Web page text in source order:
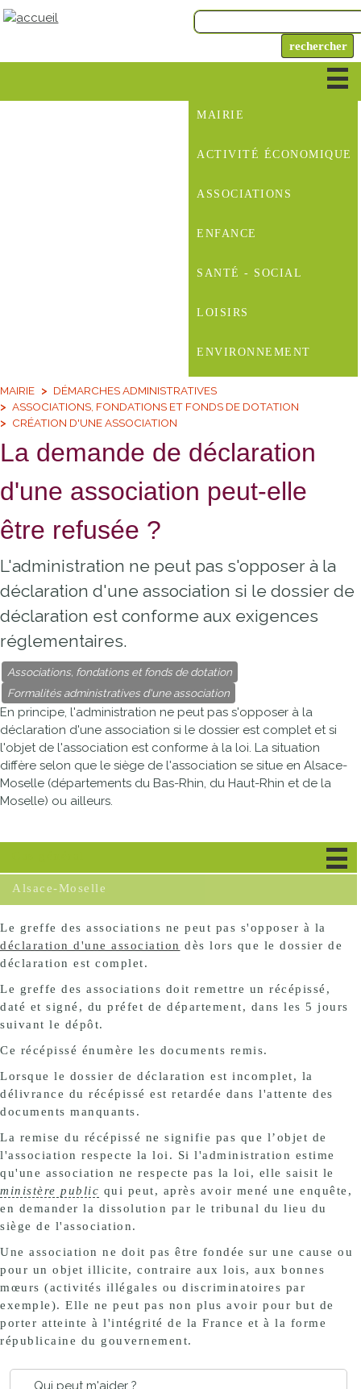
MAIRIE
ACTIVITÉ ÉCONOMIQUE
ASSOCIATIONS
ENFANCE
SANTÉ - SOCIAL
LOISIRS
ENVIRONNEMENT
MAIRIE
DÉMARCHES ADMINISTRATIVES
ASSOCIATIONS, FONDATIONS ET FONDS DE DOTATION
CRÉATION D'UNE ASSOCIATION
La demande de déclaration
d'une association peut-elle
être refusée ?
L'administration ne peut pas s'opposer à la
déclaration d'une association si le dossier de
déclaration est conforme aux exigences
réglementaires.
Associations, fondations et fonds de dotation
Formalités administratives d'une association
En principe, l'administration ne peut pas s'opposer à la
déclaration d'une association si le dossier est complet et si
l'objet de l'association est conforme à la loi. La situation
diffère selon que le siège de l'association se situe en Alsace-
Moselle (départements du Bas-Rhin, du Haut-Rhin et de la
Moselle) ou ailleurs.
Alsace-Moselle
Le greffe des associations ne peut pas s'opposer à la
déclaration d'une association dès lors que le dossier de
déclaration est complet.
Le greffe des associations doit remettre un récépissé,
daté et signé, du préfet de département, dans les 5 jours
suivant le dépôt.
Ce récépissé énumère les documents remis.
Lorsque le dossier de déclaration est incomplet, la
délivrance du récépissé est retardée dans l'attente des
documents manquants.
La remise du récépissé ne signifie pas que l’objet de
l'association respecte la loi. Si l'administration estime
qu'une association ne respecte pas la loi, elle saisit le
ministère public qui peut, après avoir mené une enquête,
en demander la dissolution par le tribunal du lieu du
siège de l'association.
Une association ne doit pas être fondée sur une cause ou
pour un objet illicite, contraire aux lois, aux bonnes
mœurs (activités illégales ou discriminatoires par
exemple). Elle ne peut pas non plus avoir pour but de
porter atteinte à l'intégrité de la France et à la forme
républicaine du gouvernement.
Qui peut m'aider ?